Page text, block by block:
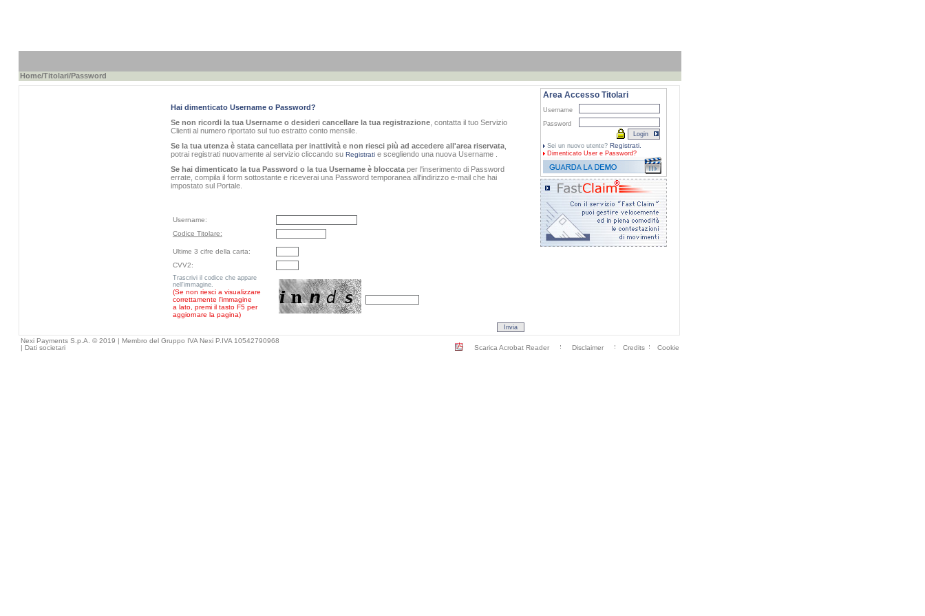
Home/Titolari/Password
Hai dimenticato Username o Password?
Se non ricordi la tua Username o desideri cancellare la tua registrazione, contatta il tuo Servizio
Clienti al numero riportato sul tuo estratto conto mensile.
Se la tua utenza è stata cancellata per inattività e non riesci più ad accedere all'area riservata,
potrai registrati nuovamente al servizio cliccando su Registratie scegliendo una nuova Username .
Se hai dimenticato la tua Password o la tua Username è bloccataper l'inserimento di Password
errate, compila il form sottostante e riceverai una Password temporanea all'indirizzo e-mail che hai
impostato sul Portale.
Username:
Codice Titolare:
Ultime 3 cifre della carta:
CVV2:
Trascrivi il codice che appare
nell'immagine.
(Se non riesci a visualizzare
correttamente l'immagine
a lato, premi il tasto F5 per
aggiornare la pagina)
Area Accesso Titolari
Username
Password
Sei un nuovo utente? Registrati.
Dimenticato User e Password?
Nexi Payments S.p.A. © 2019 | Membro del Gruppo IVA Nexi P.IVA 10542790968
| Dati societari Scarica Acrobat Reader Disclaimer Credits Cookie